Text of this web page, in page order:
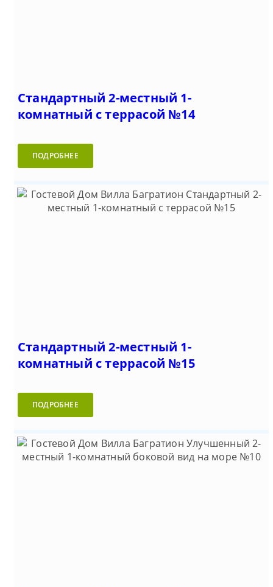
Стандартный 2-местный 1-
комнатный с террасой №14
ПОДРОБНЕЕ
Стандартный 2-местный 1-
комнатный с террасой №15
ПОДРОБНЕЕ